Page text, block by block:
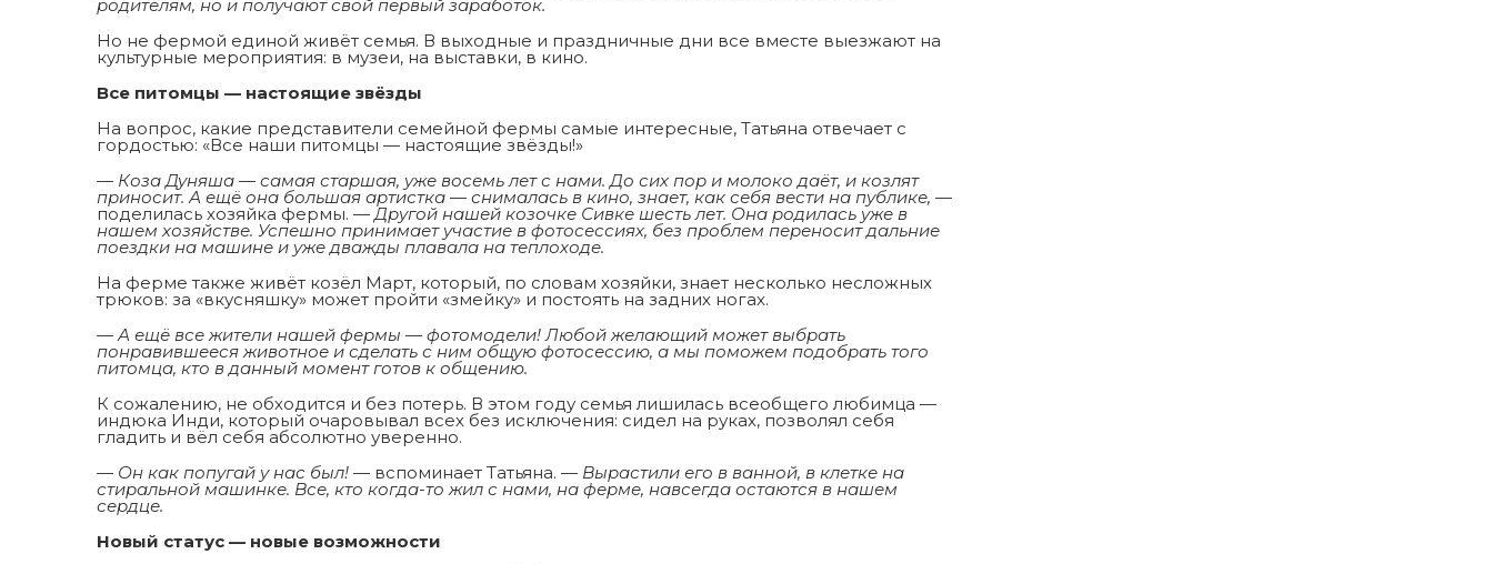
родителям, но и получают свой первый заработок.
Но не фермой единой живёт семья. В выходные и праздничные дни все вместе выезжают на
культурные мероприятия: в музеи, на выставки, в кино.
Все питомцы — настоящие звёзды
На вопрос, какие представители семейной фермы самые интересные, Татьяна отвечает с
гордостью: «Все наши питомцы — настоящие звёзды!»
— Коза Дуняша — самая старшая, уже восемь лет с нами. До сих пор и молоко даёт, и козлят
приносит. А ещё она большая артистка — снималась в кино, знает, как себя вести на публике, —
поделилась хозяйка фермы. — Другой нашей козочке Сивке шесть лет. Она родилась уже в
нашем хозяйстве. Успешно принимает участие в фотосессиях, без проблем переносит дальние
поездки на машине и уже дважды плавала на теплоходе.
На ферме также живёт козёл Март, который, по словам хозяйки, знает несколько несложных
трюков: за «вкусняшку» может пройти «змейку» и постоять на задних ногах.
— А ещё все жители нашей фермы — фотомодели! Любой желающий может выбрать
понравившееся животное и сделать с ним общую фотосессию, а мы поможем подобрать того
питомца, кто в данный момент готов к общению.
К сожалению, не обходится и без потерь. В этом году семья лишилась всеобщего любимца —
индюка Инди, который очаровывал всех без исключения: сидел на руках, позволял себя
гладить и вёл себя абсолютно уверенно.
— Он как попугай у нас был! — вспоминает Татьяна. — Вырастили его в ванной, в клетке на
стиральной машинке. Все, кто когда-то жил с нами, на ферме, навсегда остаются в нашем
сердце.
Новый статус — новые возможности